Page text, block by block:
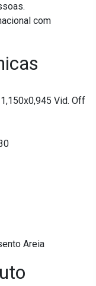
com
Vid. Off
Areia